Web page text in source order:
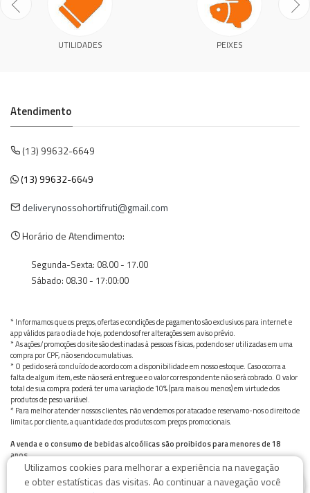
UTILIDADES PEIXES
Atendimento
(13) 99632-6649
(13) 99632-6649
deliverynossohortifruti@gmail.com
Horário de Atendimento:
Segunda-Sexta: 08.00 - 17.00
Sábado: 08.30 - 17:00:00
* Informamos que os preços, ofertas e condições de pagamento são exclusivos para internet e
app válidos para o dia de hoje, podendo sofrer alterações sem aviso prévio.
* As ações/promoções do site são destinadas à pessoas físicas, podendo ser utilizadas em uma
compra por CPF, não sendo cumulativas.
* O pedido será concluído de acordo com a disponibilidade em nosso estoque. Caso ocorra a
falta de algum item, este não será entregue e o valor correspondente não será cobrado. O valor
total de sua compra poderá ter uma variação de 10% (para mais ou menos) em virtude dos
produtos de peso variável.
* Para melhor atender nossos clientes, não vendemos por atacado e reservamo-nos o direito de
limitar, por cliente, a quantidade dos produtos com preços promocionais.
A venda e o consumo de bebidas alcoólicas são proibidos para menores de 18
anos.
Bebida alcoólica pode causar dependência química e, em excesso, provoca graves males à saúde.
Beba com moderação
Utilizamos cookies para melhorar a experiência na navegação
e obter estatísticas das visitas. Ao continuar a navegação você